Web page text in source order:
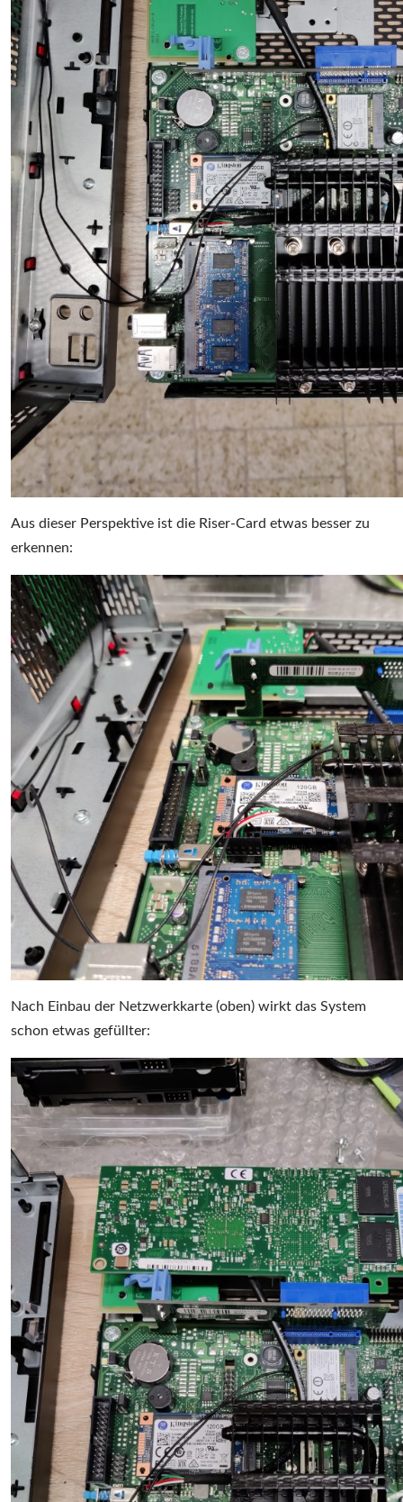
Aus dieser Perspektive ist die Riser-Card etwas besser zu
erkennen:
Nach Einbau der Netzwerkkarte (oben) wirkt das System
schon etwas gefüllter: